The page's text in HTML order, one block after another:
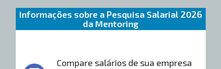
Informações sobre a Pesquisa Salarial 2026
da Mentoring
Compare salários de sua empresa